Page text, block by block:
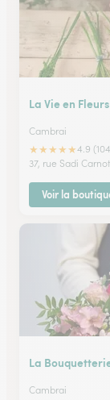
La Vie en Fleurs
Cambrai
★★★★★4.9
37, rue Sadi Carnot
Voir la
La
Cambrai